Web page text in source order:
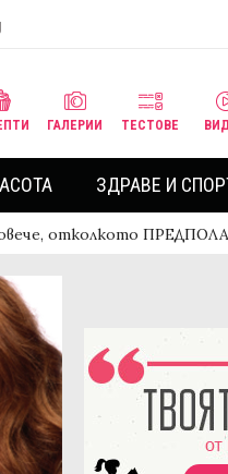
ГАЛЕРИИ ТЕСТОВЕ
ЗДРАВЕ И
отколкото